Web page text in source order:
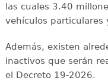
las cuales 3.40
vehículos particulares
Además, existen
inactivos que serán
el Decreto 19-2026.